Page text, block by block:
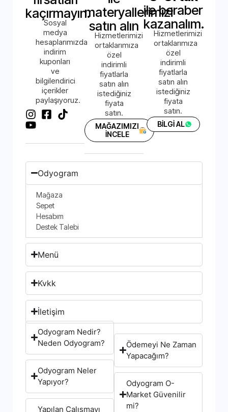
kaçırmayın.
Sosyal
medya
hesaplarımızda
indirim
kuponları
ve
bilgilendirici
içerikler
paylaşıyoruz.
materyallerimizi
satın alın
Hizmetlerimizi
ortaklarımıza
özel
indirimli
fiyatlarla
satın alın
istediğiniz
fiyata
satın.
MAĞAZIMIZI
İNCELE
ile beraber
kazanalım.
Hizmetlerimizi
ortaklarımıza
özel
indirimli
fiyatlarla
satın alın
istediğiniz
fiyata
satın.
BİLGİ AL
Odyogram
Mağaza
Sepet
Hesabım
Destek Talebi
Menü
Kvkk
İletişim
Odyogram Nedir?
Neden Odyogram?
Odyogram Neler
Yapıyor?
Yapılan Çalışmayı
Ödemeyi Ne Zaman
Yapacağım?
Odyogram O-
Market Güvenilir
mi?